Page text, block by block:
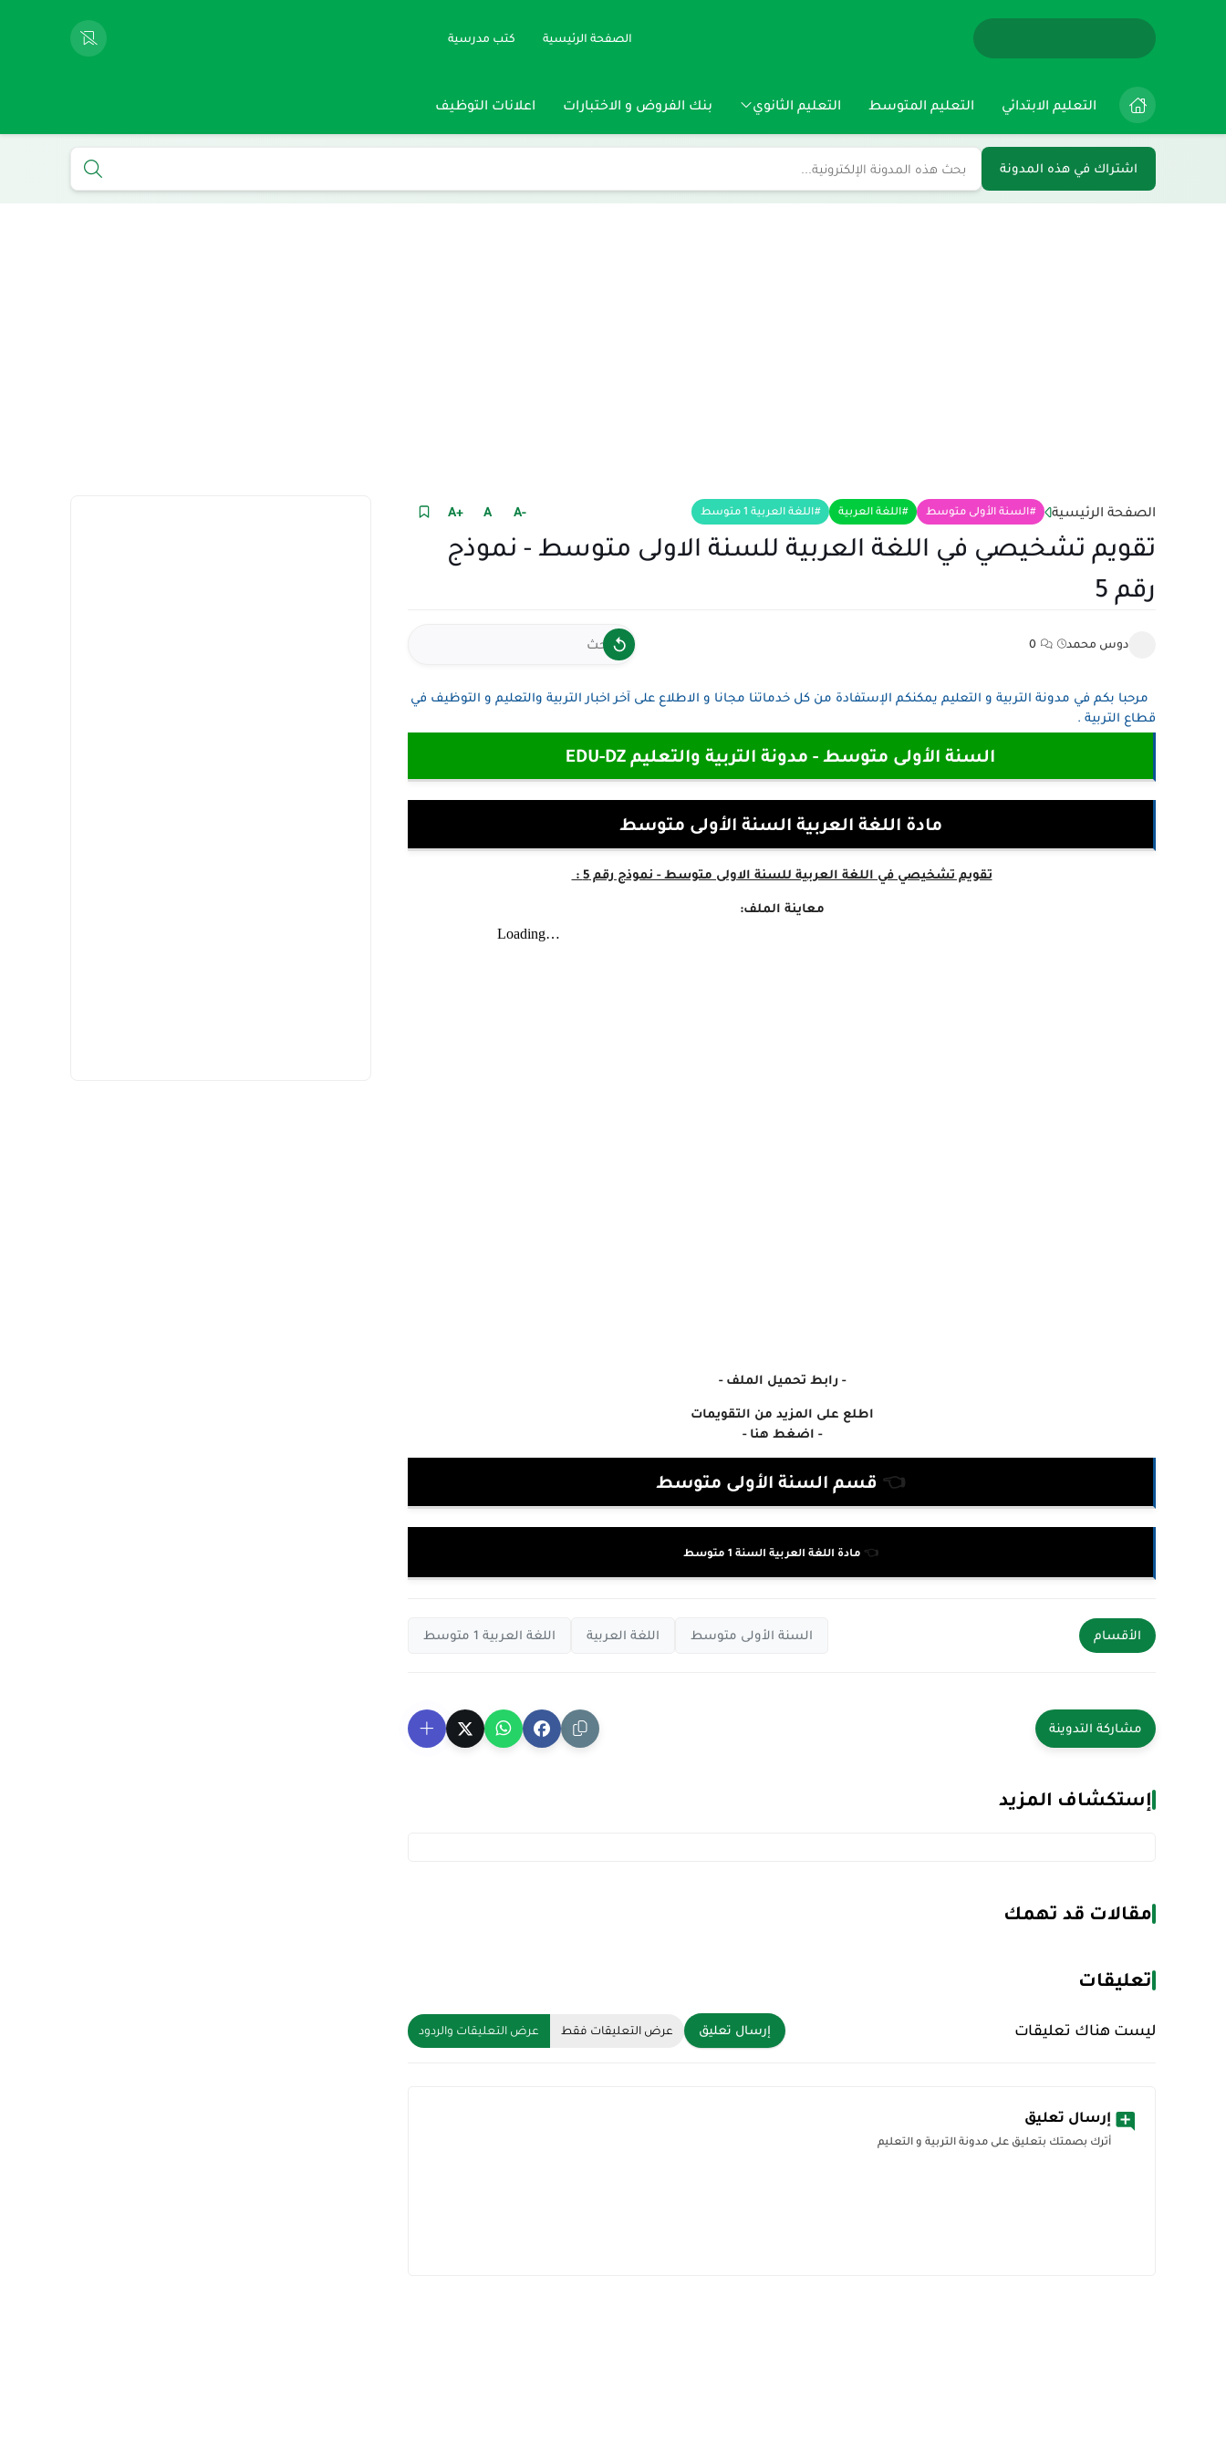
الصفحة الرئيسية كتب مدرسية
التعليم الابتدائي التعليم المتوسط التعليم الثانوي بنك الفروض و الاختبارات اعلانات التوظيف
اشتراك في هذه المدونة
الصفحة الرئيسية السنة الأولى متوسط اللغة العربية اللغة العربية 1 متوسط +A A -A
تقويم تشخيصي في اللغة العربية للسنة الاولى متوسط - نموذج
رقم 5
دوس محمد 0
مرحبا بكم في مدونة التربية و التعليم يمكنكم الإستفادة من كل خدماتنا مجانا و الاطلاع على آخر اخبار التربية والتعليم و التوظيف في
قطاع التربية .
السنة الأولى متوسط - مدونة التربية والتعليم EDU-DZ
مادة اللغة العربية السنة الأولى متوسط
تقويم تشخيصي في اللغة العربية للسنة الاولى متوسط - نموذج رقم 5 :
معاينة الملف:
- رابط تحميل الملف -
اطلع على المزيد من التقويمات
- اضغط هنا -
👈 قسم السنة الأولى متوسط
👈 مادة اللغة العربية السنة 1 متوسط
الأقسام السنة الأولى متوسط اللغة العربية اللغة العربية 1 متوسط
إستكشاف المزيد
مقالات قد تهمك
تعليقات
ليست هناك تعليقات إرسال تعليق عرض التعليقات فقط عرض التعليقات والردود
إرسال تعليق
أترك بصمتك بتعليق على مدونة التربية و التعليم